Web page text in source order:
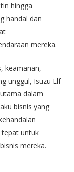
hingga
handal dan
mereka.
keamanan,
unggul, Isuzu Elf
dalam
bisnis yang
tepat untuk
mereka.